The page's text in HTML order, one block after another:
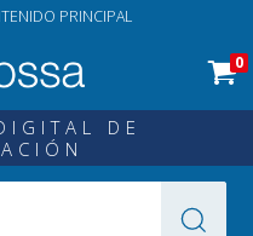
PRINCIPAL
0
DE